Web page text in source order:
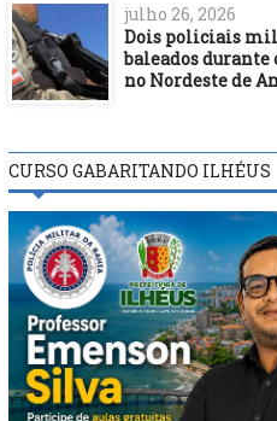
julho 26, 2026
Dois policiais
baleados durante
no Nordeste de
CURSO GABARITANDO ILHÉUS